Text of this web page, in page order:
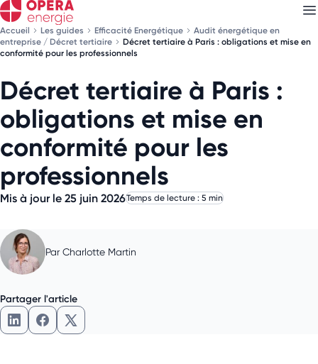
Accueil Les guides Efficacité Energétique
Audit énergétique en
entreprise / Décret tertiaire
Décret tertiaire à Paris : obligations et mise en
conformité pour les professionnels
Décret tertiaire à Paris :
obligations et mise en
conformité pour les
professionnels
Mis à jour le 25 juin 2026Temps de lecture : 5 min
Par Charlotte Martin
Partager l'article
Partager l'article sur LinkedIn
Partager l'article sur Facebook
Partager l'article sur X
Découvrez nosnewsletters
Choisissez les newsletters qui vous intéressent